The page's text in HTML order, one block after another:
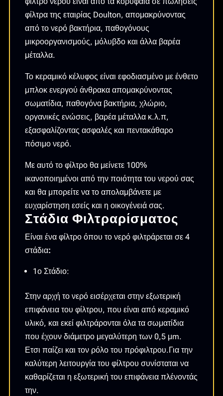
ποσότητα
φίλτρα της εταιρίας Doulton, απομακρύνοντας
από το νερό βακτήρια, παθογόνους
μικροοργανισμούς, μόλυβδο και άλλα βαρέα
μέταλλα.
Το κεραμικό κέλυφος είναι εφοδιασμένο με ένθετο
μπλοκ ενεργού άνθρακα απομακρύνοντας
σωματίδια, παθογόνα βακτήρια, χλώριο,
οργανικές ενώσεις, βαρέα μέταλλα κ.λ.π,
εξασφαλίζοντας ασφαλές και πεντακάθαρο
πόσιμο νερό.
Με αυτό το φίλτρο θα μείνετε 100%
ικανοποιημένοι από την ποιότητα του νερού σας
και θα μπορείτε να το απολαμβάνετε με
ευχαρίστηση εσείς και η οικογένειά σας.
Στάδια Φιλτραρίσματος
Είναι ένα φίλτρο όπου το νερό φιλτράρεται σε 4
στάδια:
1ο Στάδιο:
Στην αρχή το νερό εισέρχεται στην εξωτερική
επιφάνεια του φίλτρου, που είναι από κεραμικό
υλικό, και εκεί φιλτράρονται όλα τα σωματίδια
που έχουν διάμετρο μεγαλύτερη των 0,5 μm.
Ετσι παίζει και τον ρόλο του πρόφιλτρου.Για την
καλύτερη λειτουργία του φίλτρου συνίσταται να
καθαρίζεται η εξωτερική του επιφάνεια πλένοντάς
την.